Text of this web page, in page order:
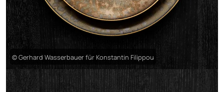
© Gerhard Wasserbauer für Konstantin Filippou